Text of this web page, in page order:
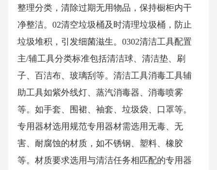
整理分类，清除过期无用物品，保持橱柜内干
净整洁。02清空垃圾桶及时清理垃圾桶，防止
垃圾堆积，引发细菌滋生。0302清洁工具配置
主/辅工具分类标准包括清洁球、清洁垫、刷
子、百洁布、玻璃刮等。清洁工具消毒工具辅
助工具如紫外线灯、蒸汽消毒器、消毒喷雾
等。如手套、围裙、袖套、垃圾袋、口罩等。
专用器材选用规范专用器材需选用无毒、无
害、耐腐蚀的材质，如不锈钢、塑料、橡胶
等。材质要求选用与清洁任务相匹配的专用器